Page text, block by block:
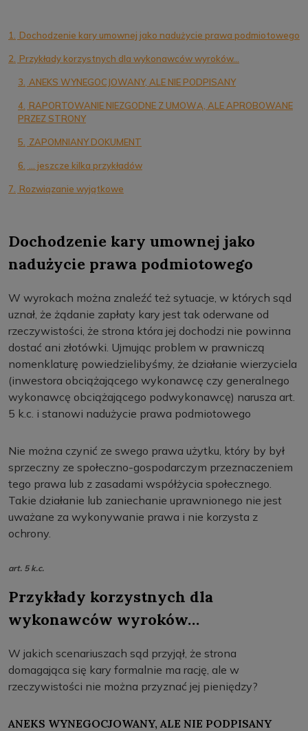
1. Dochodzenie kary umownej jako nadużycie prawa podmiotowego
2. Przykłady korzystnych dla wykonawców wyroków…
3. ANEKS WYNEGOCJOWANY, ALE NIE PODPISANY
4. RAPORTOWANIE NIEZGODNE Z UMOWĄ, ALE APROBOWANE
PRZEZ STRONY
5. ZAPOMNIANY DOKUMENT
6. … jeszcze kilka przykładów
7. Rozwiązanie wyjątkowe
Dochodzenie kary umownej jako
nadużycie prawa podmiotowego
W wyrokach można znaleźć też sytuacje, w których sąd
uznał, że żądanie zapłaty kary jest tak oderwane od
rzeczywistości, że strona która jej dochodzi nie powinna
dostać ani złotówki. Ujmując problem w prawniczą
nomenklaturę powiedzielibyśmy, że działanie wierzyciela
(inwestora obciążającego wykonawcę czy generalnego
wykonawcę obciążającego podwykonawcę) narusza art.
5 k.c. i stanowi nadużycie prawa podmiotowego
Nie można czynić ze swego prawa użytku, który by był
sprzeczny ze społeczno-gospodarczym przeznaczeniem
tego prawa lub z zasadami współżycia społecznego.
Takie działanie lub zaniechanie uprawnionego nie jest
uważane za wykonywanie prawa i nie korzysta z
ochrony.
art. 5 k.c.
Przykłady korzystnych dla
wykonawców wyroków…
W jakich scenariuszach sąd przyjął, że strona
domagająca się kary formalnie ma rację, ale w
rzeczywistości nie można przyznać jej pieniędzy?
ANEKS WYNEGOCJOWANY, ALE NIE PODPISANY